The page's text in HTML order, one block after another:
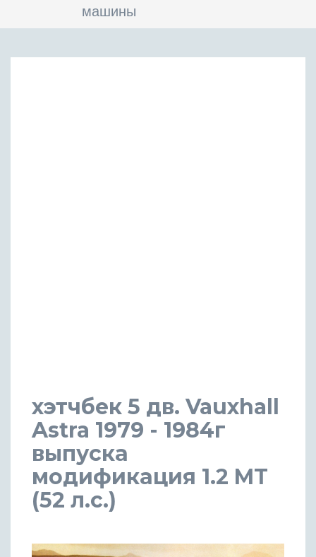
машины
хэтчбек 5 дв. Vauxhall
Astra 1979 - 1984г
выпуска
модификация 1.2 MT
(52 л.с.)